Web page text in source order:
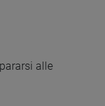
alle